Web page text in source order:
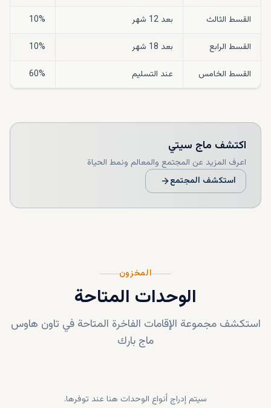
القسط الثالث بعد 12 شهر 10%
القسط الرابع بعد 18 شهر 10%
القسط الخامس عند التسليم 60%
اكتشف ماج سيتي
اعرف المزيد عن المجتمع والمعالم ونمط الحياة
استكشف المجتمع
المخزون
الوحدات المتاحة
استكشف مجموعة الإقامات الفاخرة المتاحة في تاون هاوس
ماج بارك
سيتم إدراج أنواع الوحدات هنا عند توفرها.